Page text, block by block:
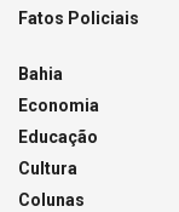
Fatos Policiais
Bahia
Economia
Educação
Cultura
Colunas